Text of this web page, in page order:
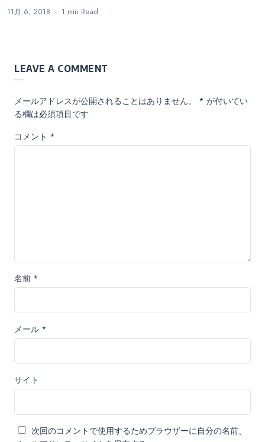
11月 6, 2018 1 min Read
LEAVE A COMMENT
メールアドレスが公開されることはありません。 * が付いてい
る欄は必須項目です
コメント *
名前 *
メール *
サイト
次回のコメントで使用するためブラウザーに自分の名前、